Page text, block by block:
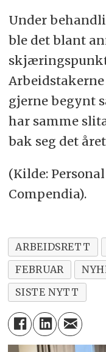
Under
ble det blant
gjerne begynt
har samme
bak seg det
(Kilde:
Compendia).
ARBEIDSRETT
FEBRUAR
SISTE NYTT